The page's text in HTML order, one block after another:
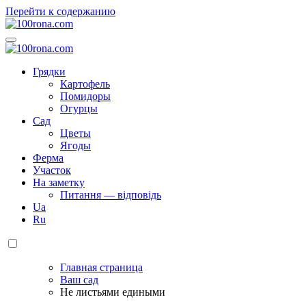
Перейти к содержанию
100rona.com
Приусадебный участок. C грядки на стол!
Приусадебный участок. C грядки на стол!
Грядки
Картофель
Помидоры
Огурцы
Сад
Цветы
Ягоды
Ферма
Участок
На заметку
Питання — відповідь
Ua
Ru
Главная страница
Ваш сад
Не листьями едиными